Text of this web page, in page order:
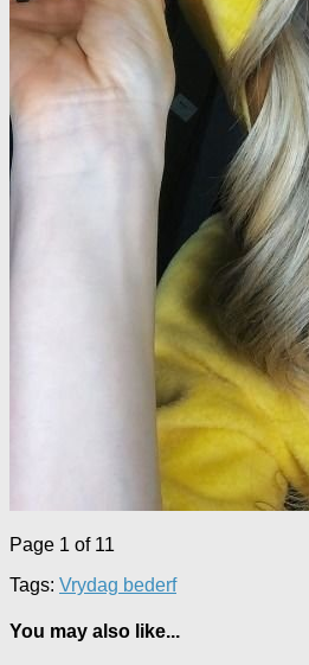
Page 1 of 11
Tags: Vrydag bederf
You may also like...